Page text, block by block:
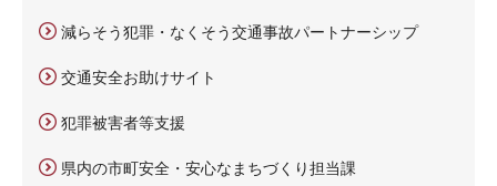
減らそう犯罪・なくそう交通事故パートナーシップ
交通安全お助けサイト
犯罪被害者等支援
県内の市町安全・安心なまちづくり担当課